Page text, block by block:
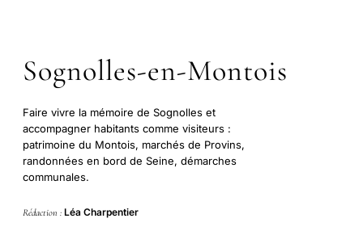
Sognolles-en-Montois
Faire vivre la mémoire de Sognolles et
accompagner habitants comme visiteurs :
patrimoine du Montois, marchés de Provins,
randonnées en bord de Seine, démarches
communales.
Rédaction : Léa Charpentier